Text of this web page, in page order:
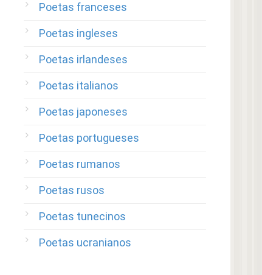
Poetas franceses
Poetas ingleses
Poetas irlandeses
Poetas italianos
Poetas japoneses
Poetas portugueses
Poetas rumanos
Poetas rusos
Poetas tunecinos
Poetas ucranianos